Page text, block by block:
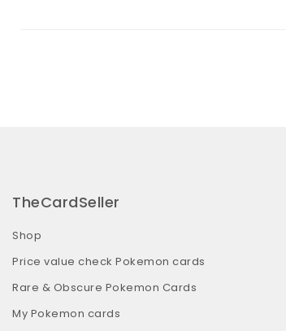
TheCardSeller
Shop
Price value check Pokemon cards
Rare & Obscure Pokemon Cards
My Pokemon cards